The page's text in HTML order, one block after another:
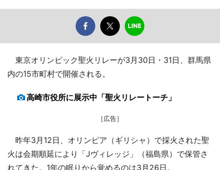
東京オリンピック聖火リレーが3月30日・31日、群馬県
内の15市町村で開催される。
高崎市役所に展示中「聖火リレートーチ」
［広告］
昨年3月12日、オリンピア（ギリシャ）で採火された聖
火は会期順延により「Jヴィレッジ」（福島県）で保管さ
れてきた。1年の眠りから覚めるのは3月26日。